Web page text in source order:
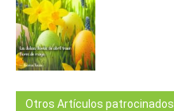
Otros Artículos patrocinados